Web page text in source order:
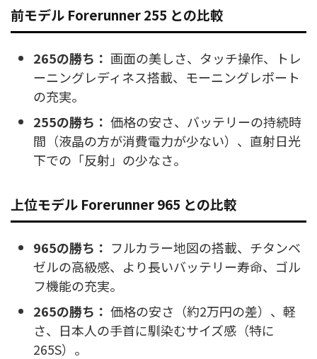
前モデル Forerunner 255 との比較
265の勝ち： 画面の美しさ、タッチ操作、トレ
ーニングレディネス搭載、モーニングレポート
の充実。
255の勝ち： 価格の安さ、バッテリーの持続時
間（液晶の方が消費電力が少ない）、直射日光
下での「反射」の少なさ。
上位モデル Forerunner 965 との比較
965の勝ち： フルカラー地図の搭載、チタンベ
ゼルの高級感、より長いバッテリー寿命、ゴル
フ機能の充実。
265の勝ち： 価格の安さ（約2万円の差）、軽
さ、日本人の手首に馴染むサイズ感（特に
265S）。